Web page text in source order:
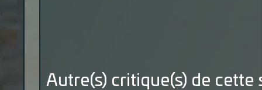
Autre(s) critique(s) de cette